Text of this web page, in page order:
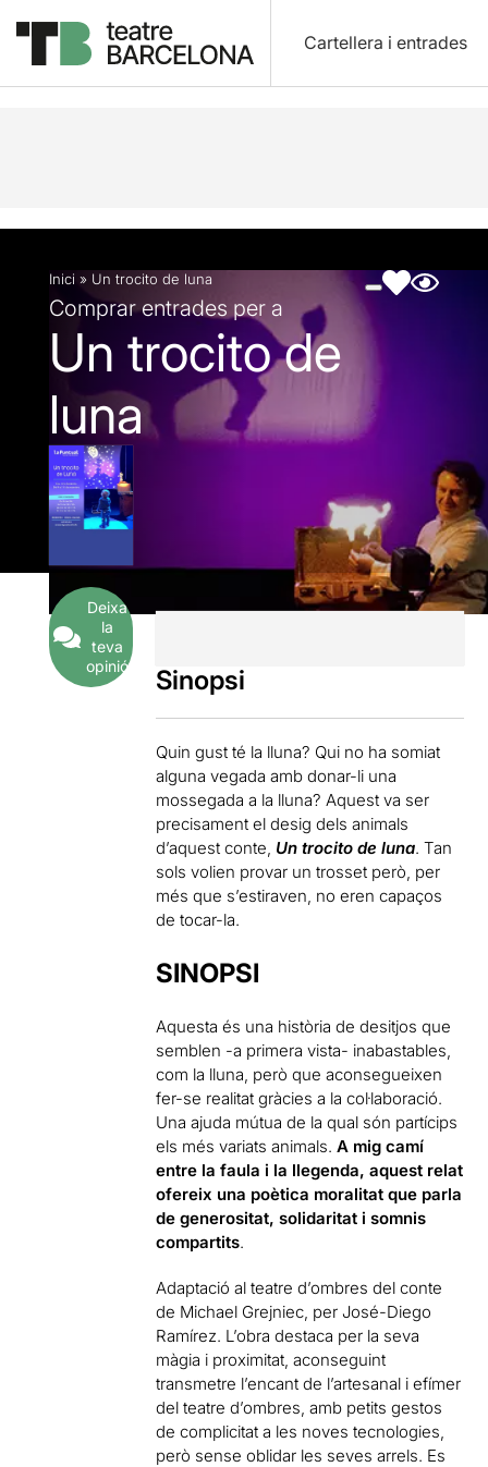
Cartellera i entrades
Descripció Fitxa artística Fotos i vídeos
Inici » Un trocito de luna
Comprar entrades per a
Un trocito de
luna
Deixa
la
teva
opinió
Sinopsi
Quin gust té la lluna? Qui no ha somiat
alguna vegada amb donar-li una
mossegada a la lluna? Aquest va ser
precisament el desig dels animals
d’aquest conte, Un trocito de luna. Tan
sols volien provar un trosset però, per
més que s’estiraven, no eren capaços
de tocar-la.
SINOPSI
Aquesta és una història de desitjos que
semblen -a primera vista- inabastables,
com la lluna, però que aconsegueixen
fer-se realitat gràcies a la col·laboració.
Una ajuda mútua de la qual són partícips
els més variats animals.A mig camí
entre la faula i la llegenda, aquest relat
ofereix una poètica moralitat que parla
de generositat, solidaritat i somnis
compartits.
Adaptació al teatre d’ombres del conte
de Michael Grejniec, per José-Diego
Ramírez. L’obra destaca per la seva
màgia i proximitat, aconseguint
transmetre l’encant de l’artesanal i efímer
del teatre d’ombres, amb petits gestos
de complicitat a les noves tecnologies,
però sense oblidar les seves arrels. Es